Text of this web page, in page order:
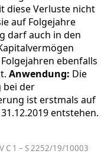
diese Verluste nicht
auf Folgejahre
darf auch in den
ebenfalls
Anwendung: Die
bei der
ist erstmals auf
entstehen.
C 1 – S 2252/19/10003